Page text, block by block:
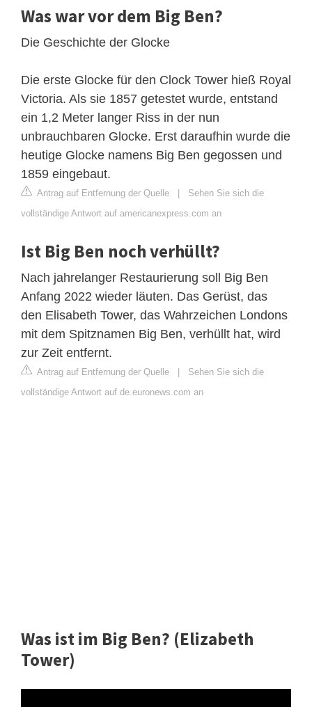
Was war vor dem Big Ben?
Die Geschichte der Glocke
Die erste Glocke für den Clock Tower hieß Royal
Victoria. Als sie 1857 getestet wurde, entstand
ein 1,2 Meter langer Riss in der nun
unbrauchbaren Glocke. Erst daraufhin wurde die
heutige Glocke namens Big Ben gegossen und
1859 eingebaut.
Antrag auf Entfernung der Quelle
Sehen Sie sich die
vollständige Antwort auf americanexpress.com an
Ist Big Ben noch verhüllt?
Nach jahrelanger Restaurierung soll Big Ben
Anfang 2022 wieder läuten. Das Gerüst, das
den Elisabeth Tower, das Wahrzeichen Londons
mit dem Spitznamen Big Ben, verhüllt hat, wird
zur Zeit entfernt.
Antrag auf Entfernung der Quelle
Sehen Sie sich die
vollständige Antwort auf de.euronews.com an
Was ist im Big Ben? (Elizabeth
Tower)